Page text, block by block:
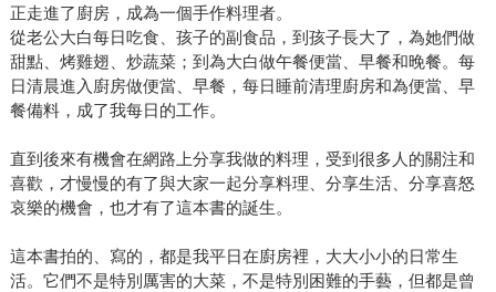
正走進了廚房，成為一個手作料理者。
從老公大白每日吃食、孩子的副食品，到孩子長大了，為她們做
甜點、烤雞翅、炒蔬菜；到為大白做午餐便當、早餐和晚餐。每
日清晨進入廚房做便當、早餐，每日睡前清理廚房和為便當、早
餐備料，成了我每日的工作。
直到後來有機會在網路上分享我做的料理，受到很多人的關注和
喜歡，才慢慢的有了與大家一起分享料理、分享生活、分享喜怒
哀樂的機會，也才有了這本書的誕生。
這本書拍的、寫的，都是我平日在廚房裡，大大小小的日常生
活。它們不是特別厲害的大菜，不是特別困難的手藝，但都是曾